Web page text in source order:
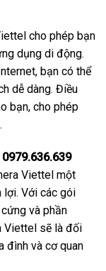
cho phép bạn
dụng di động.
bạn có thể
dễ dàng. Điều
bạn, cho phép
Viettel một
lợi. Với các gói
và phần
Viettel sẽ là đối
đình và cơ quan